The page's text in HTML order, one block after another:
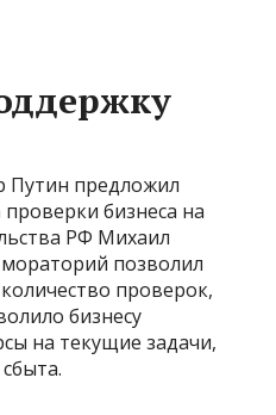
Путин предложил
бизнеса на
РФ Михаил
позволил
проверок,
бизнесу
на текущие задачи,